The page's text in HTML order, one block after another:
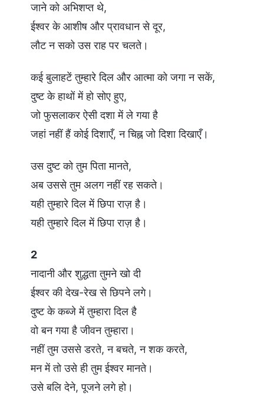
जाने को अभिशप्त थे,
ईश्वर के आशीष और प्रावधान से दूर,
लौट न सको उस राह पर चलते।
कई बुलाहटें तुम्हारे दिल और आत्मा को जगा न सकें,
दुष्ट के हाथों में हो सोए हुए,
जो फुसलाकर ऐसी दशा में ले गया है
जहां नहीं हैं कोई दिशाएँ, न चिह्न जो दिशा दिखाएँ।
उस दुष्ट को तुम पिता मानते,
अब उससे तुम अलग नहीं रह सकते।
यही तुम्हारे दिल में छिपा राज़ है।
यही तुम्हारे दिल में छिपा राज़ है।
2
नादानी और शुद्धता तुमने खो दी
ईश्वर की देख-रेख से छिपने लगे।
दुष्ट के कब्जे में तुम्हारा दिल है
वो बन गया है जीवन तुम्हारा।
नहीं तुम उससे डरते, न बचते, न शक करते,
मन में तो उसे ही तुम ईश्वर मानते।
उसे बलि देने, पूजने लगे हो।